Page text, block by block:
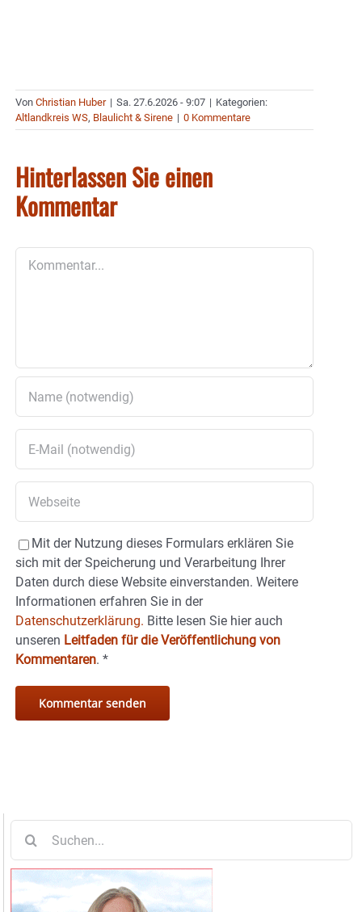
Von Christian Huber | Sa. 27.6.2026 - 9:07 | Kategorien:
Altlandkreis WS, Blaulicht & Sirene | 0 Kommentare
Hinterlassen Sie einen
Kommentar
Mit der Nutzung dieses Formulars erklären Sie
sich mit der Speicherung und Verarbeitung Ihrer
Daten durch diese Website einverstanden. Weitere
Informationen erfahren Sie in der
Datenschutzerklärung. Bitte lesen Sie hier auch
unseren Leitfaden für die Veröffentlichung von
Kommentaren. *
nach: